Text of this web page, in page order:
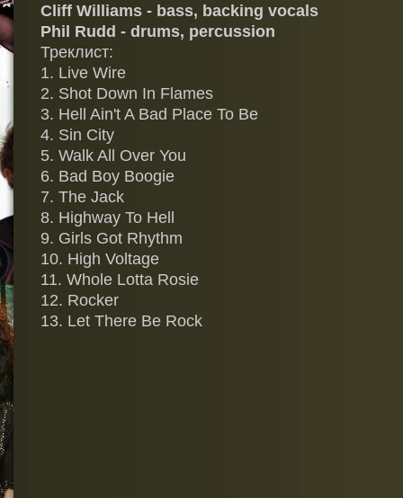
Cliff Williams - bass, backing vocals
Phil Rudd - drums, percussion
Треклист:
1. Live Wire
2. Shot Down In Flames
3. Hell Ain't A Bad Place To Be
4. Sin City
5. Walk All Over You
6. Bad Boy Boogie
7. The Jack
8. Highway To Hell
9. Girls Got Rhythm
10. High Voltage
11. Whole Lotta Rosie
12. Rocker
13. Let There Be Rock